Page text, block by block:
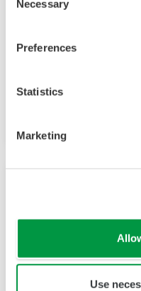
Selection
Necessary
Preferences
Statistics
Marketing
Use
schalttafel-
einer
nur I/O, sondern
verbinden. Die KI-
voreingestellt.